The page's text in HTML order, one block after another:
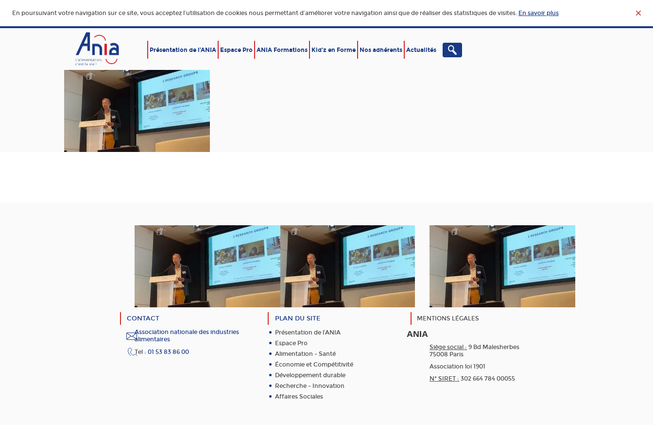
En poursuivant votre navigation sur ce site, vous acceptez l’utilisation de cookies nous permettant d’améliorer votre navigation ainsi que de réaliser des statistiques de visites. En savoir plus
Présentation de l’ANIA Espace Pro ANIA Formations Kid’z en Forme Nos adhérents Actualités
AFFAIRES SOCIALES ALIMENTATION SAINE, SÛRE,
DURABLE ET ACCESSIBLE
CONTACT
Association nationale des industries
alimentaires
Tel : 01 53 83 86 00
PLAN DU SITE
Présentation de l’ANIA
Espace Pro
Alimentation – Santé
Économie et Compétitivité
Développement durable
Recherche – Innovation
Affaires Sociales
MENTIONS LÉGALES
ANIA
Siège social : 9 Bd Malesherbes
75008 Paris
Association loi 1901
N* SIRET : 302 664 784 00055